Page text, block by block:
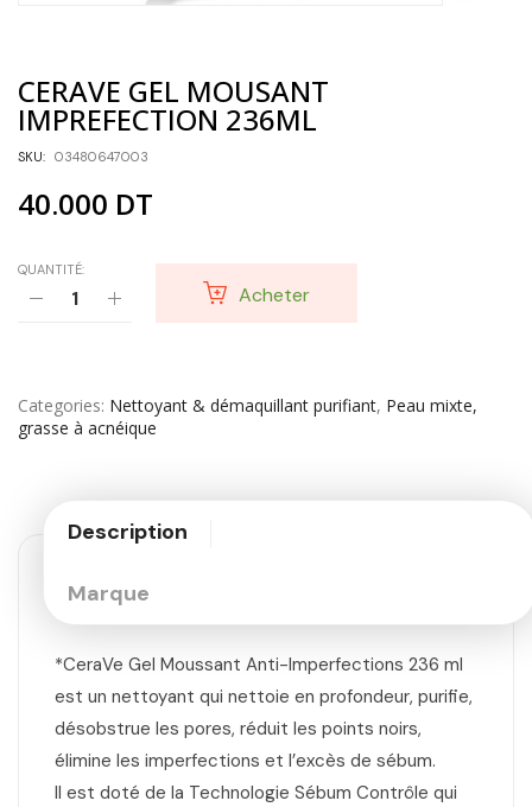
CERAVE GEL MOUSANT
IMPREFECTION 236ML
SKU: 03480647003
40.000 DT
QUANTITÉ:
Acheter
Categories Nettoyant & démaquillant purifiant, Peau mixte,
grasse à acnéique
Description
Marque
*CeraVe Gel Moussant Anti-Imperfections 236 ml
est un nettoyant qui nettoie en profondeur, purifie,
désobstrue les pores, réduit les points noirs,
élimine les imperfections et l’excès de sébum.
Il est doté de la Technologie Sébum Contrôle qui